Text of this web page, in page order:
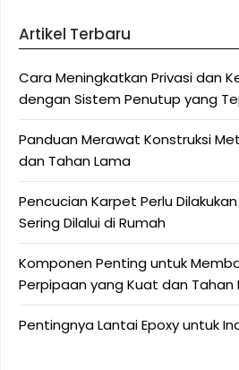
Artikel Terbaru
Cara Meningkatkan Privasi dan
dengan Sistem Penutup yang
Panduan Merawat Konstruksi
dan Tahan Lama
Pencucian Karpet Perlu
Sering Dilalui di Rumah
Komponen Penting untuk
Perpipaan yang Kuat dan Tahan
Pentingnya Lantai Epoxy untuk